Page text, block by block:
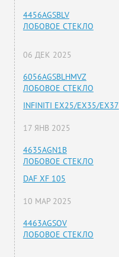
4456AGSBLV
ЛОБОВОЕ СТЕКЛО
06 ДЕК 2025
6056AGSBLHMVZ
ЛОБОВОЕ СТЕКЛО
INFINITI EX25/EX35/EX37
17 ЯНВ 2025
4635AGN1B
ЛОБОВОЕ СТЕКЛО
DAF XF 105
10 МАР 2025
4463AGSOV
ЛОБОВОЕ СТЕКЛО